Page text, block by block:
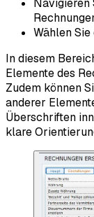
Wählen
In diesem
Elemente des
Zudem können
anderer
Überschriften
klare